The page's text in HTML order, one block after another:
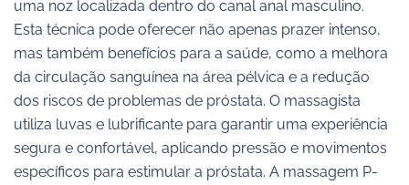
uma noz localizada dentro do canal anal masculino.
Esta técnica pode oferecer não apenas prazer intenso,
mas também benefícios para a saúde, como a melhora
da circulação sanguínea na área pélvica e a redução
dos riscos de problemas de próstata. O massagista
utiliza luvas e lubrificante para garantir uma experiência
segura e confortável, aplicando pressão e movimentos
específicos para estimular a próstata. A massagem P-